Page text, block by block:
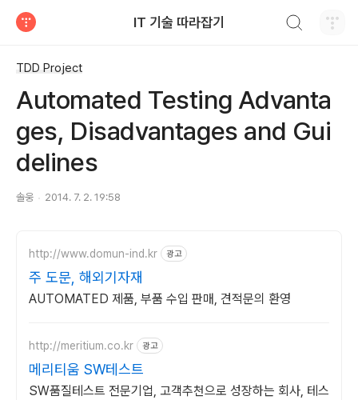
IT 기술 따라잡기
TDD Project
Automated Testing Advanta
ges, Disadvantages and Gui
delines
솔웅 2014. 7. 2. 19:58
http://www.domun-ind.kr 광고
주 도문, 해외기자재
AUTOMATED 제품, 부품 수입 판매, 견적문의 환영
http://meritium.co.kr 광고
메리티움 SW테스트
SW품질테스트 전문기업, 고객추천으로 성장하는 회사, 테스